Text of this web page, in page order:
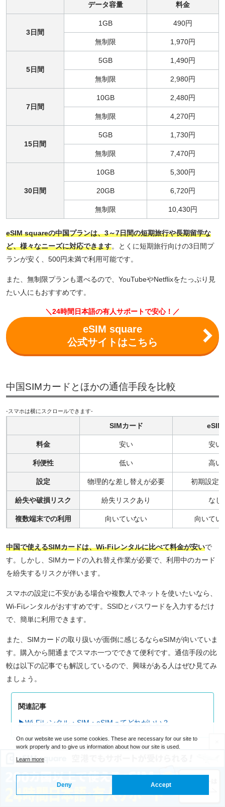
データ容量 料金
3日間
1GB 490円
無制限 1,970円
5日間
5GB 1,490円
無制限 2,980円
7日間
10GB 2,480円
無制限 4,270円
15日間
5GB 1,730円
無制限 7,470円
30日間
10GB 5,300円
20GB 6,720円
無制限 10,430円
eSIM squareの中国プランは、3～7日間の短期旅行や長期留学な
ど、様々なニーズに対応できます。とくに短期旅行向けの3日間プ
ランが安く、500円未満で利用可能です。
また、無制限プランも選べるので、YouTubeやNetflixをたっぷり見
たい人にもおすすめです。
＼24時間日本語の有人サポートで安心！／
eSIM square
公式サイトはこちら
中国SIMカードとほかの通信手段を比較
-スマホは横にスクロールできます-
SIMカード eSIM
料金 安い 安い
利便性 低い 高い
設定 物理的な差し替えが必要 初期設定
紛失や破損リスク 紛失リスクあり なし
複数端末での利用 向いていない 向いてい
中国で使えるSIMカードは、Wi-Fiレンタルに比べて料金が安いで
す。しかし、SIMカードの入れ替え作業が必要で、利用中のカード
を紛失するリスクが伴います。
スマホの設定に不安がある場合や複数人でネットを使いたいなら、
Wi-Fiレンタルがおすすめです。SSIDとパスワードを入力するだけ
で、簡単に利用できます。
また、SIMカードの取り扱いが面倒に感じるならeSIMが向いていま
す。購入から開通までスマホ一つでできて便利です。通信手段の比
較は以下の記事でも解説しているので、興味がある人はぜひ見てみ
ましょう。
関連記事
▶Wi-Fiレンタル・SIM・eSIMってどれがいい？
On our website we use some cookies. These are necessary for our site to
work properly and to give us information about how our site is used.
Learn more
Deny Accept